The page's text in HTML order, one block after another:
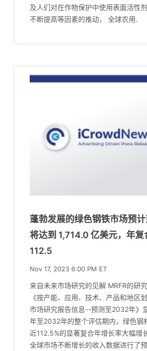
及人们对在作物保护中使用表面活性
不断提高等因素的推动， 全球农用.
蓬勃发展的绿色钢铁市场预
将达到 1,714.0 亿美元，年复
112.5
Nov 17, 2023 6:00 PM ET
来自未来市场研究的见解 MRFR的研究
《按产能、应用、技术、产品和地区
市场研究报告信息--预测至2032年》
年至2032年的整个评估期内，绿色钢
近112.5%的显著复合年增长率大幅增
全球市场不断增长的收入数据进行了